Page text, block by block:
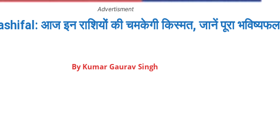
Advertisment
आज इन राशियों की चमकेगी किस्मत, जानें पूरा भविष्यफल
By Kumar Gaurav Singh